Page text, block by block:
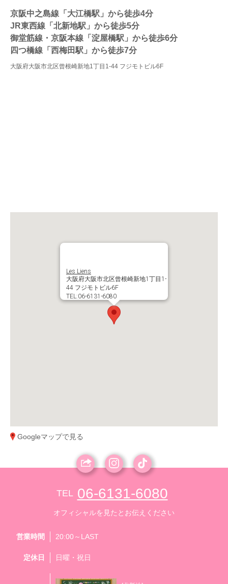
京阪中之島線「大江橋駅」から徒歩4分
JR東西線「北新地駅」から徒歩5分
御堂筋線・京阪本線「淀屋橋駅」から徒歩6分
四つ橋線「西梅田駅」から徒歩7分
大阪府大阪市北区曾根崎新地1丁目1-44 フジモトビル6F
Les Liens
大阪府大阪市北区曾根崎新地1丁目1-
44 フジモトビル6F
TEL:06-6131-6080
Googleマップで見る
TEL 06-6131-6080
オフィシャルを見たとお伝えください
営業時間 20:00～LAST
定休日 日曜・祝日